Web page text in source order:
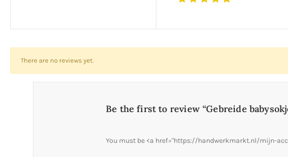
There are no reviews yet.
Be the first to review “Gebreide
You must be <a href="https://handwerkmarkt.nl/mijn-